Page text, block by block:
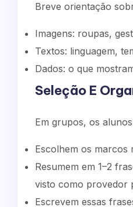
Breve orientação
Imagens: roupas,
Textos: linguagem,
Dados: o que
Seleção E
Em grupos, os
Escolhem os marcos
Resumem em 1–2
visto como provedor
Escrevem essas